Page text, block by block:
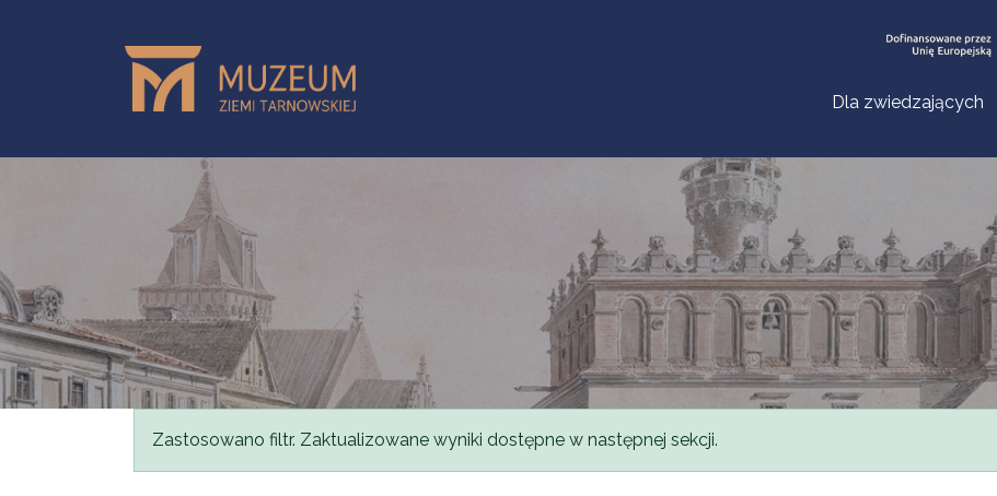
Dla zwiedzających
Komunikat
Zastosowano filtr. Zaktualizowane wyniki dostępne w następnej sekcji.